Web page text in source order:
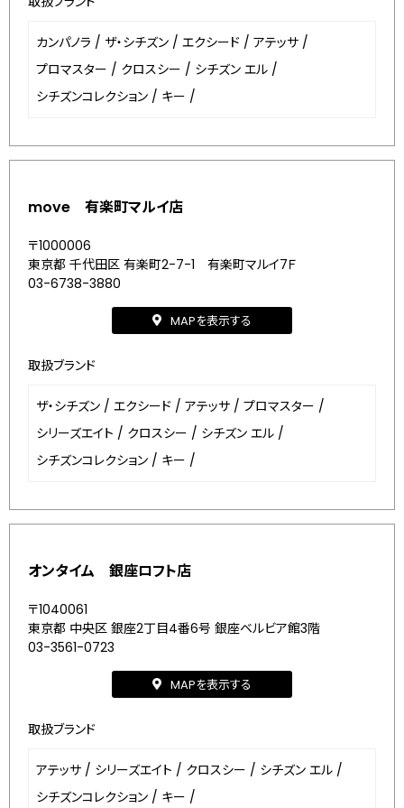
カンパノラ / ザ・シチズン / エクシード / アテッサ /
プロマスター / クロスシー / シチズン エル /
シチズンコレクション / キー /
move 有楽町マルイ店
〒1000006
東京都 千代田区 有楽町2-7-1 有楽町マルイ7Ｆ
03-6738-3880
MAPを表示する
取扱ブランド
ザ・シチズン / エクシード / アテッサ / プロマスター /
シリーズエイト / クロスシー / シチズン エル /
シチズンコレクション / キー /
オンタイム 銀座ロフト店
〒1040061
東京都 中央区 銀座2丁目4番6号 銀座ベルビア館3階
03-3561-0723
MAPを表示する
取扱ブランド
アテッサ / シリーズエイト / クロスシー / シチズン エル /
シチズンコレクション / キー /